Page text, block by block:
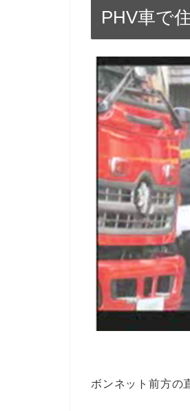
PHV車で
ボンネット前方の